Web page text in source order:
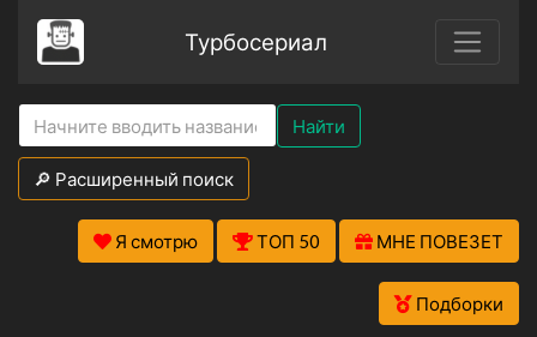
Турбосериал
Найти
🔎 Расширенный поиск
Я смотрю ТОП 50 МНЕ ПОВЕЗЕТ
Подборки